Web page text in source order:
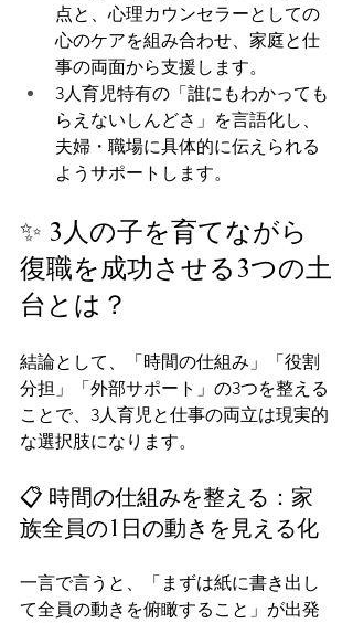
点と、心理カウンセラーとしての
心のケアを組み合わせ、家庭と仕
事の両面から支援します。
3人育児特有の「誰にもわかっても
らえないしんどさ」を言語化し、
夫婦・職場に具体的に伝えられる
ようサポートします。
✨ 3人の子を育てながら
復職を成功させる3つの土
台とは？
結論として、「時間の仕組み」「役割
分担」「外部サポート」の3つを整える
ことで、3人育児と仕事の両立は現実的
な選択肢になります。
📋 時間の仕組みを整える：家
族全員の1日の動きを見える化
一言で言うと、「まずは紙に書き出し
て全員の動きを俯瞰すること」が出発